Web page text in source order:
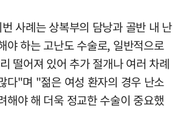
사례는 상복부의 담낭과 골반 내 난
야 하는 고난도 수술로, 일반적으로
떨어져 있어 추가 절개나 여러 차례
다"며 "젊은 여성 환자의 경우 난소
해야 해 더욱 정교한 수술이 중요했